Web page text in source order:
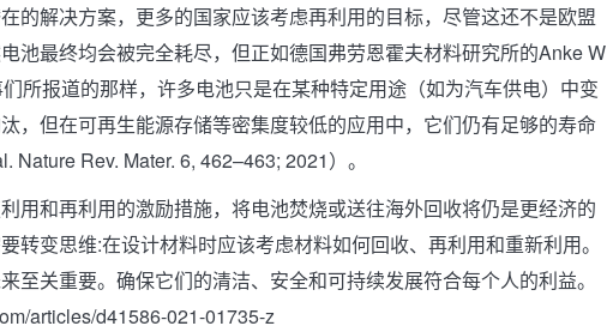
的解决方案，更多的国家应该考虑再利用的目标，尽管这还不是欧盟
池最终均会被完全耗尽，但正如德国弗劳恩霍夫材料研究所的Anke W
所报道的那样，许多电池只是在某种特定用途（如为汽车供电）中变
，但在可再生能源存储等密集度较低的应用中，它们仍有足够的寿命
Nature Rev. Mater. 6, 462–463; 2021）。
用和再利用的激励措施，将电池焚烧或送往海外回收将仍是更经济的
转变思维:在设计材料时应该考虑材料如何回收、再利用和重新利用。
至关重要。确保它们的清洁、安全和可持续发展符合每个人的利益。
articles/d41586-021-01735-z